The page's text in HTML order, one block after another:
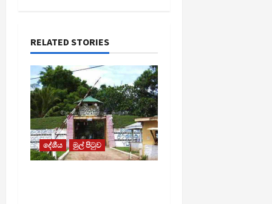
RELATED STORIES
දේශීය මුල් පිටුව